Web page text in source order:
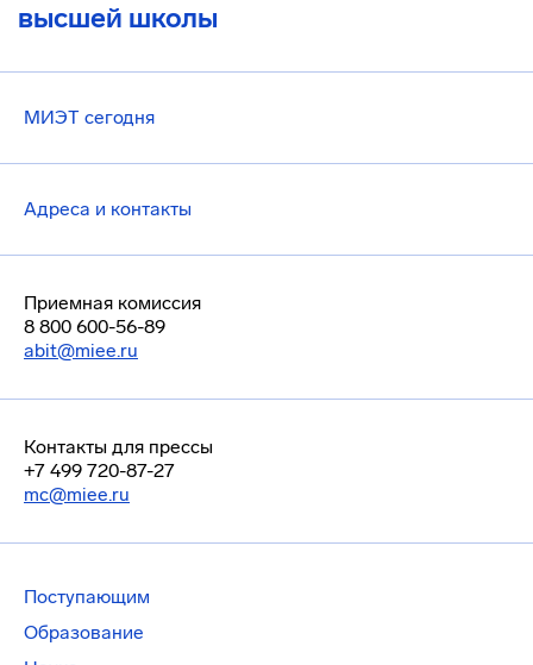
высшей школы
МИЭТ сегодня
Адреса и контакты
Приемная комиссия
8 800 600-56-89
abit@miee.ru
Контакты для прессы
+7 499 720-87-27
mc@miee.ru
Поступающим
Образование